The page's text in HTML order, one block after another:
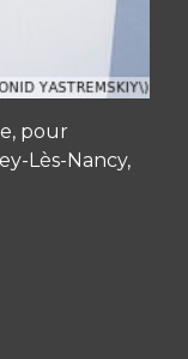
pour
Lès-Nancy,